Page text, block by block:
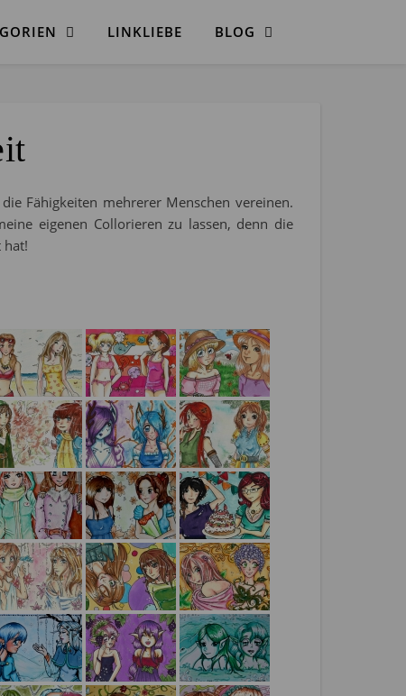
LINKLIEBE BLOG
Fähigkeiten mehrerer Menschen vereinen.
eigenen Collorieren zu lassen, denn die
hat!